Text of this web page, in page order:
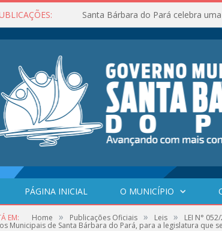
Santa Bárbara do Pará celebra
PÁGINA INICIAL O MUNICÍPIO
EM: Home » Publicações Oficiais » Leis » LEI N°
Municipais de Santa Bárbara do Pará, para a legislatura que